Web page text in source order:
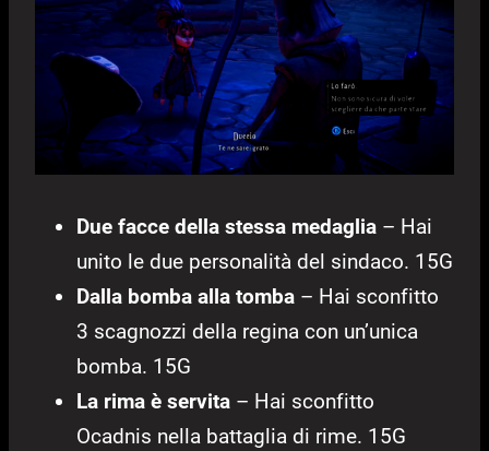
Due facce della stessa medaglia – Hai
unito le due personalità del sindaco. 15G
Dalla bomba alla tomba – Hai sconfitto
3 scagnozzi della regina con un’unica
bomba. 15G
La rima è servita – Hai sconfitto
Ocadnis nella battaglia di rime. 15G